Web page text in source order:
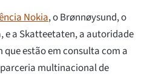
Nokia, o Brønnøysund, o
e a Skatteetaten, a autoridade
estão em consulta com a
parceria multinacional de